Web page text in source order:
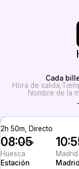
Cada
Hora de salida
Nombre de la
2h 50m, Directo
08:05
Huesca
Estación
Madrid